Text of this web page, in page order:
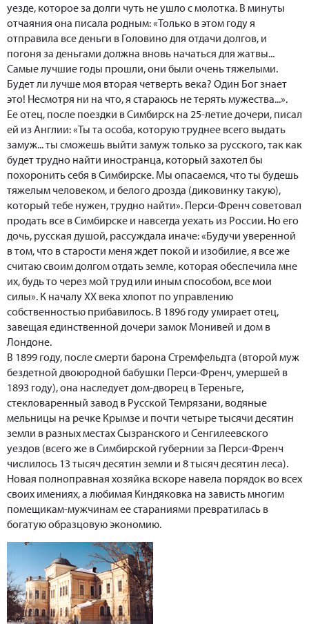
уезде, которое за долги чуть не ушло с молотка. В минуты
отчаяния она писала родным: «Только в этом году я
отправила все деньги в Головино для отдачи долгов, и
погоня за деньгами должна вновь начаться для жатвы...
Самые лучшие годы прошли, они были очень тяжелыми.
Будет ли лучше моя вторая четверть века? Один Бог знает
это! Несмотря ни на что, я стараюсь не терять мужества...».
Ее отец, после поездки в Симбирск на 25-летие дочери, писал
ей из Англии: «Ты та особа, которую труднее всего выдать
замуж... ты сможешь выйти замуж только за русского, так как
будет трудно найти иностранца, который захотел бы
похоронить себя в Симбирске. Мы опасаемся, что ты будешь
тяжелым человеком, и белого дрозда (диковинку такую),
который тебе нужен, трудно найти». Перси-Френч советовал
продать все в Симбирске и навсегда уехать из России. Но его
дочь, русская душой, рассуждала иначе: «Будучи уверенной
в том, что в старости меня ждет покой и изобилие, я все же
считаю своим долгом отдать земле, которая обеспечила мне
их, будь то через мой труд или иным способом, все мои
силы». К началу ХХ века хлопот по управлению
собственностью прибавилось. В 1896 году умирает отец,
завещая единственной дочери замок Монивей и дом в
Лондоне.
В 1899 году, после смерти барона Стремфельдта (второй муж
бездетной двоюродной бабушки Перси-Френч, умершей в
1893 году), она наследует дом-дворец в Тереньге,
стекловаренный завод в Русской Темрязани, водяные
мельницы на речке Крымзе и почти четыре тысячи десятин
земли в разных местах Сызранского и Сенгилеевского
уездов (всего же в Симбирской губернии за Перси-Френч
числилось 13 тысяч десятин земли и 8 тысяч десятин леса).
Новая полноправная хозяйка вскоре навела порядок во всех
своих имениях, а любимая Киндяковка на зависть многим
помещикам-мужчинам ее стараниями превратилась в
богатую образцовую экономию.